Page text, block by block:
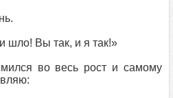
Вы так, и я так!»
во весь рост и самому